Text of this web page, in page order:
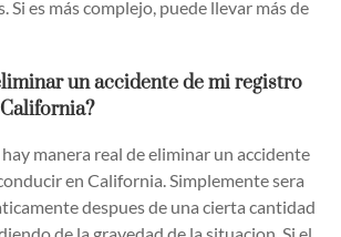
Si es más complejo, puede llevar más de
un accidente de mi registro
manera real de eliminar un accidente
en California. Simplemente sera
despues de una cierta cantidad